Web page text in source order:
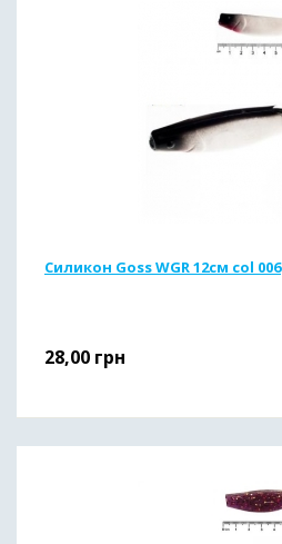
Силикон Goss WGR 12см col 006
28,00 грн